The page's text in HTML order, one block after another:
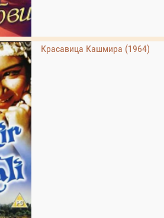
Красавица Кашмира (1964)